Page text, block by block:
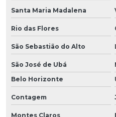
Santa Maria Madalena
Rio das Flores
São Sebastião do Alto
São José de Ubá
Belo Horizonte
Contagem
Montes Claros